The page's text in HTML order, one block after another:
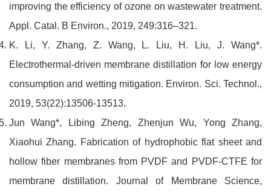
improving the efficiency of ozone on wastewater treatment.
Appl. Catal. B Environ., 2019, 249:316–321.
K. Li, Y. Zhang, Z. Wang, L. Liu, H. Liu, J. Wang*.
Electrothermal-driven membrane distillation for low energy
consumption and wetting mitigation. Environ. Sci. Technol.,
2019, 53(22):13506-13513.
Jun Wang*, Libing Zheng, Zhenjun Wu, Yong Zhang,
Xiaohui Zhang. Fabrication of hydrophobic flat sheet and
hollow fiber membranes from PVDF and PVDF-CTFE for
membrane distillation. Journal of Membrane Science,